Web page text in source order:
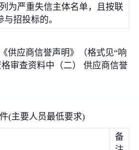
为严重失信主体名单，且按联
招投标的。
供应商信誉声明》（格式见“响
审查资料中（二） 供应商信誉
(主要人员最低要求)
备